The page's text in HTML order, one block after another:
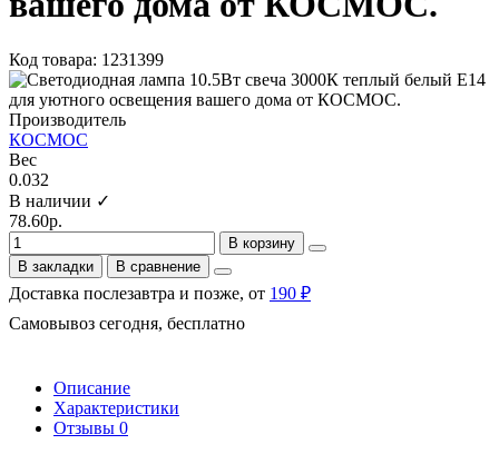
Код товара: 1231399
Производитель
КОСМОС
Вес
0.032
В наличии ✓
78.60р.
В корзину
В закладки
В сравнение
Доставка послезавтра и позже, от 190 ₽
Самовывоз сегодня, бесплатно
Описание
Характеристики
Отзывы 0